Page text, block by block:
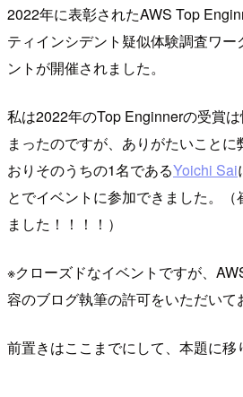
2022年に表彰されたAWS Top
ティインシデント疑似体験調査ワ
ントが開催されました。
私は2022年のTop Enginnerの受賞
まったのですが、ありがたいこと
おりそのうちの1名であるYoichi Sai
とでイベントに参加できました。
ました！！！！）
※クローズドなイベントですが、
容のブログ執筆の許可をいただいて
前置きはここまでにして、本題に移